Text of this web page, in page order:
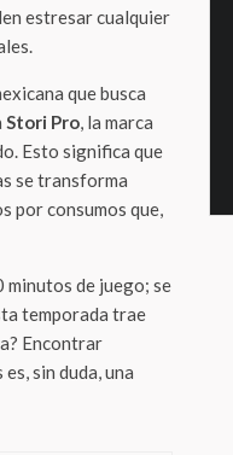
estresar cualquier
que busca
Stori Pro, la marca
Esto significa que
se transforma
por consumos que,
minutos de juego; se
temporada trae
Encontrar
sin duda, una